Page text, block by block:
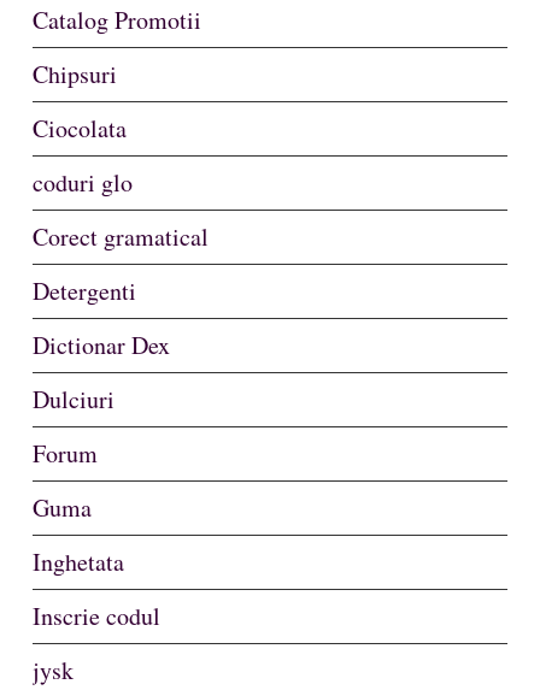
Catalog Promotii
Chipsuri
Ciocolata
coduri glo
Corect gramatical
Detergenti
Dictionar Dex
Dulciuri
Forum
Guma
Inghetata
Inscrie codul
jysk